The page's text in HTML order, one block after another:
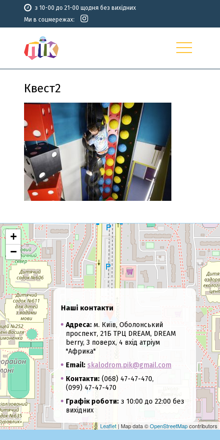
з 10-00 до 21-00 щодня без вихідних
Ми в соцмережах:
Квест2
+
−
Leaflet | Map data ©OpenStreetMapcontributors
Наші контакти
Адреса: м. Київ, Оболонський
проспект, 21Б ТРЦ DREAM, DREAM
berry, 3 поверх, 4 вхід атріум
"Африка"
Email: skalodrom.pik@gmail.com
Контакти: (068) 47-47-470,
(099) 47-47-470
Графік роботи: з 10:00 до 22:00 без
вихідних